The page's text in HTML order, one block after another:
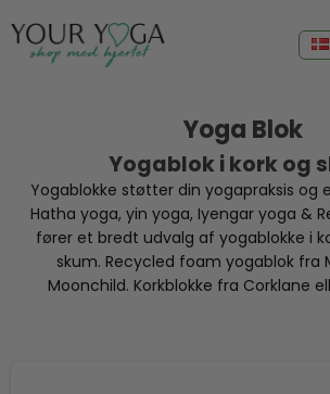
Yoga Blok
Yogablok i kork og
Yogablokke støtter din yogapraksis og
Hatha yoga, yin yoga, Iyengar yoga &
fører et bredt udvalg af yogablokke i
skum. Recycled foam yogablok fra
Moonchild. Korkblokke fra Corklane